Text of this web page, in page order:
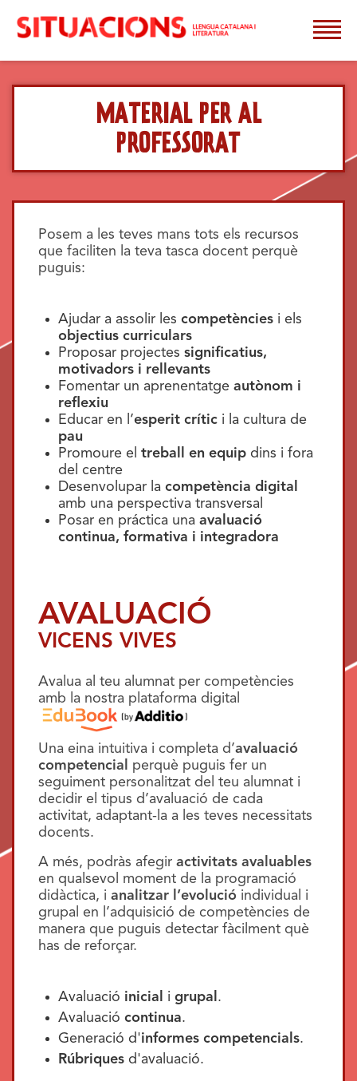
MATERIAL PER AL
PROFESSORAT
Posem a les teves mans tots els recursos
que faciliten la teva tasca docent perquè
puguis:
Ajudar a assolir les competències i els
objectius curriculars
Proposar projectes significatius,
motivadors i rellevants
Fomentar un aprenentatge autònom i
reflexiu
Educar en l’esperit crític i la cultura de
pau
Promoure el treball en equip dins i fora
del centre
Desenvolupar la competència digital
amb una perspectiva transversal
Posar en práctica una avaluació
continua, formativa i integradora
AVALUACIÓ
VICENS VIVES
Avalua al teu alumnat per competències
amb la nostra plataforma digital
Una eina intuitiva i completa d’avaluació
competencial
perquè puguis fer un
seguiment personalitzat del teu alumnat i
decidir el tipus d’avaluació de cada
activitat, adaptant-la a les teves necessitats
docents.
A més, podràs afegir activitats avaluables
en qualsevol moment de la programació
didàctica, i analitzar l’evolució individual i
grupal en l’adquisició de competències de
manera que puguis detectar fàcilment què
has de reforçar.
Avaluació inicial i grupal .
Avaluació continua.
Generació d'informes competencials.
Rúbriques d'avaluació.